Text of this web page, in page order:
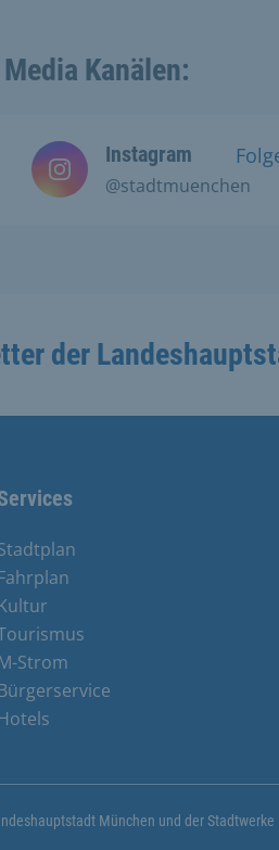
Kanälen:
Instagram
@stadtmuenchen
der
Strom
München und der Stadtwerke